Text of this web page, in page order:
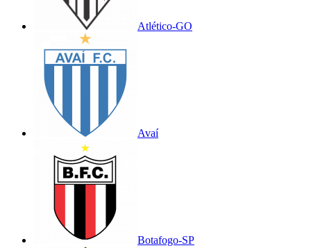
Atlético-GO
Avaí
Botafogo-SP